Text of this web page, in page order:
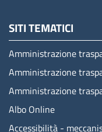
SITI TEMATICI
Amministrazione
Amministrazione
Amministrazione
Albo Online
Accessibilità -